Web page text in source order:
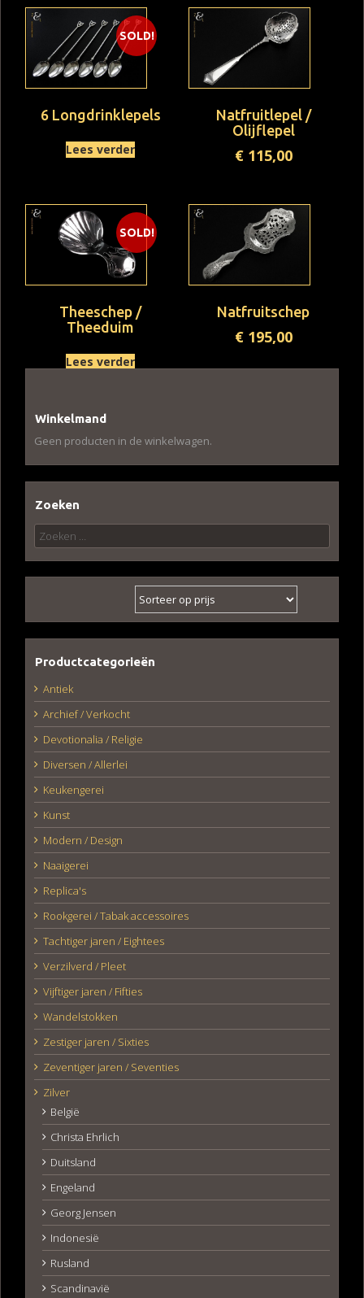
SOLD!
6 Longdrinklepels
Lees verder
Natfruitlepel /
Olijflepel
€115,00
SOLD!
Theeschep /
Theeduim
Lees verder
Natfruitschep
€195,00
Winkelmand
Geen producten in de winkelwagen.
Zoeken
Zoeken
naar:
Productcategorieën
Antiek
Archief / Verkocht
Devotionalia / Religie
Diversen / Allerlei
Keukengerei
Kunst
Modern / Design
Naaigerei
Replica's
Rookgerei / Tabak accessoires
Tachtiger jaren / Eightees
Verzilverd / Pleet
Vijftiger jaren / Fifties
Wandelstokken
Zestiger jaren / Sixties
Zeventiger jaren / Seventies
Zilver
België
Christa Ehrlich
Duitsland
Engeland
Georg Jensen
Indonesië
Rusland
Scandinavië